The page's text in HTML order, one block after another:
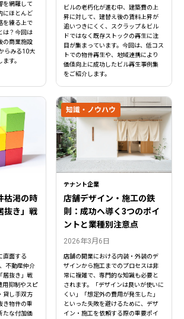
を網羅して
にほとんど
を練る上で
は？今回は
の商業施設
らみる10大
す。
ビルの老朽化が進む中、建築費の上
昇に対して、建替え後の賃料上昇が
追いつきにくく、スクラップ＆ビル
ドではなく既存ストックの再生に注
目が集まっています。今回は、低コス
トでの物件再生や、地域連携により
価値向上に成功したビル再生事例集
をご紹介します。
枯渇の時
抜き」戦
直面する
不動産仲介
居抜き」戦
用抑制やスピ
貸し手双方
き物件の重
たな付加価
テナント企業
店舗デザイン・施工の鉄
則：成功へ導く3つのポイ
ントと業種別注意点
2026年3月6日
店舗の開業における内装・外装のデ
ザインから施工までのプロセスは非
常に複雑で、専門的な知識も必要と
されます。「デザインは良いが使いに
くい」「想定外の費用が発生した」
といった失敗を避けるために、デザ
イン・施工を依頼する際の重要ポイ
知識・ノウハウ